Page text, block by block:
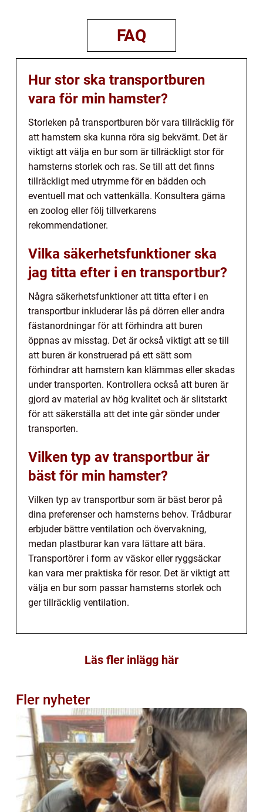
FAQ
Hur stor ska transportburen
vara för min hamster?
Storleken på transportburen bör vara tillräcklig för
att hamstern ska kunna röra sig bekvämt. Det är
viktigt att välja en bur som är tillräckligt stor för
hamsterns storlek och ras. Se till att det finns
tillräckligt med utrymme för en bädden och
eventuell mat och vattenkälla. Konsultera gärna
en zoolog eller följ tillverkarens
rekommendationer.
Vilka säkerhetsfunktioner ska
jag titta efter i en transportbur?
Några säkerhetsfunktioner att titta efter i en
transportbur inkluderar lås på dörren eller andra
fästanordningar för att förhindra att buren
öppnas av misstag. Det är också viktigt att se till
att buren är konstruerad på ett sätt som
förhindrar att hamstern kan klämmas eller skadas
under transporten. Kontrollera också att buren är
gjord av material av hög kvalitet och är slitstarkt
för att säkerställa att det inte går sönder under
transporten.
Vilken typ av transportbur är
bäst för min hamster?
Vilken typ av transportbur som är bäst beror på
dina preferenser och hamsterns behov. Trådburar
erbjuder bättre ventilation och övervakning,
medan plastburar kan vara lättare att bära.
Transportörer i form av väskor eller ryggsäckar
kan vara mer praktiska för resor. Det är viktigt att
välja en bur som passar hamsterns storlek och
ger tillräcklig ventilation.
Läs fler inlägg här
Fler nyheter